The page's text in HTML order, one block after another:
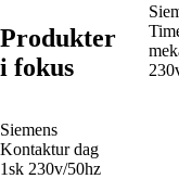
Produkter
i fokus
Siemens
Kontaktur dag
1sk 230v/50hz